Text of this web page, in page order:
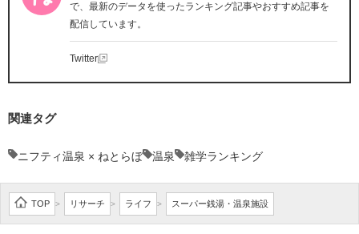
で、最新のデータを使ったランキング記事やおすすめ記事を
配信しています。
Twitter
関連タグ
ニフティ温泉 × ねとらぼ 温泉 雑学ランキング
TOP > リサーチ > ライフ > スーパー銭湯・温泉施設